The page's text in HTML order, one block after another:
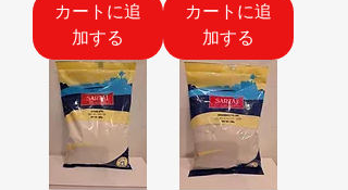
カートに追
加する
カートに追
加する